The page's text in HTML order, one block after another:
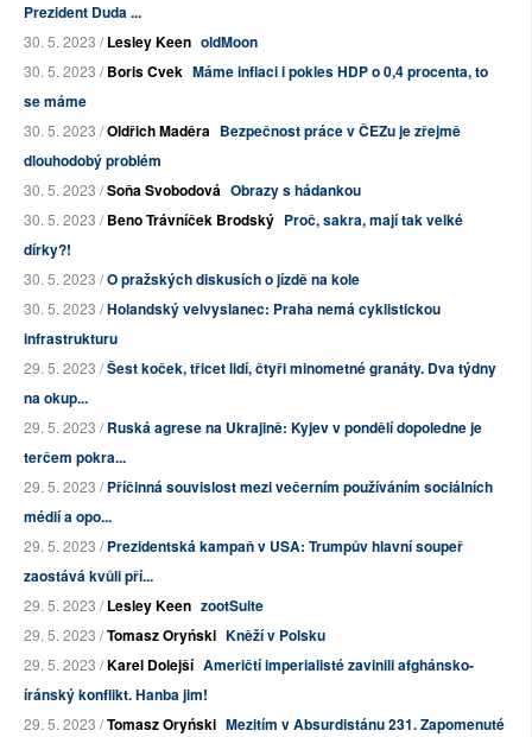
Prezident Duda ...
30. 5. 2023 /Lesley Keen oldMoon
30. 5. 2023 /Boris Cvek Máme inflaci i pokles HDP o 0,4 procenta, to
se máme
30. 5. 2023 /Oldřich Maděra Bezpečnost práce v ČEZu je zřejmě
dlouhodobý problém
30. 5. 2023 /Soňa Svobodová Obrazy s hádankou
30. 5. 2023 /Beno Trávníček Brodský Proč, sakra, mají tak velké
dírky?!
30. 5. 2023 /O pražských diskusích o jízdě na kole
30. 5. 2023 /Holandský velvyslanec: Praha nemá cyklistickou
infrastrukturu
29. 5. 2023 /Šest koček, třicet lidí, čtyři minometné granáty. Dva týdny
na okup...
29. 5. 2023 /Ruská agrese na Ukrajině: Kyjev v pondělí dopoledne je
terčem pokra...
29. 5. 2023 /Příčinná souvislost mezi večerním používáním sociálních
médií a opo...
29. 5. 2023 /Prezidentská kampaň v USA: Trumpův hlavní soupeř
zaostává kvůli pří...
29. 5. 2023 /Lesley Keen zootSuite
29. 5. 2023 /Tomasz Oryński Kněží v Polsku
29. 5. 2023 /Karel Dolejší Američtí imperialisté zavinili afghánsko-
íránský konflikt. Hanba jim!
29. 5. 2023 /Tomasz Oryński Mezitím v Absurdistánu 231. Zapomenuté